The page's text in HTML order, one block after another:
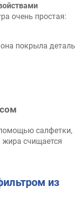
очень простая:
покрыла деталь
салфетки,
жира счищается
из